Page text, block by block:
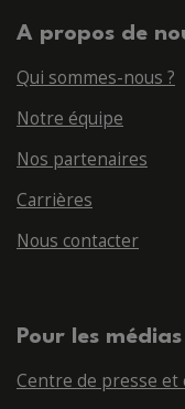
A propos de
Qui sommes-nous ?
Notre équipe
Nos partenaires
Carrières
Nous contacter
Pour les médias
Centre de presse et